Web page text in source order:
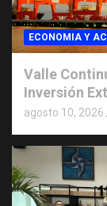
ECONOMIA Y
Valle
Inversión
agosto 10, 2026